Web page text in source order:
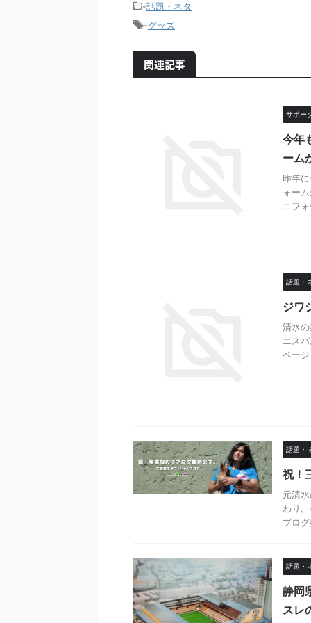
-話題・ネタ
-グッズ
関連記事
サポー
今年
ーム
昨年
ォー
ニフ
話題・
ジワ
清水
エス
ペー
話題・
祝！
元清
わり
ブロ
話題・
静岡
スレ